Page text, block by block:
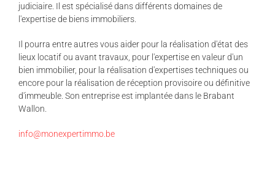
judiciaire. Il est spécialisé dans différents domaines de
l'expertise de biens immobiliers.
Il pourra entre autres vous aider pour la réalisation d'état des
lieux locatif ou avant travaux, pour l'expertise en valeur d'un
bien immobilier, pour la réalisation d'expertises techniques ou
encore pour la réalisation de réception provisoire ou définitive
d'immeuble. Son entreprise est implantée dans le Brabant
Wallon.
info@monexpertimmo.be